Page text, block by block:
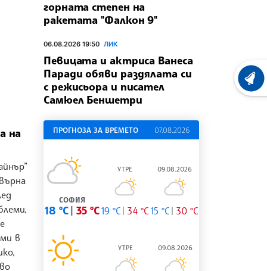
на
в
горната степен на
ракетата "Фалкон 9"
06.08.2026 19:50 ЛИК
Певицата и актриса Ванеса
Паради обяви раздялата си
с режисьора и писател
Самюел Беншетри
ПРОГНОЗА ЗА ВРЕМЕТО 07.08.2026
СОФИЯ
18 °C 35 °C
УТРЕ
19 °C 34 °C
09.08.2026
15 °C 30 °C
УТРЕ 09.08.2026